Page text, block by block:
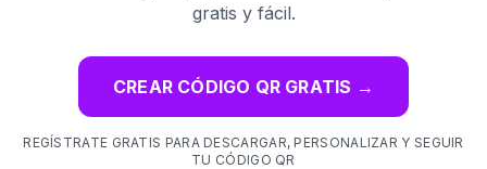
gratis y fácil.
CREAR CÓDIGO QR GRATIS →
REGÍSTRATE GRATIS PARA DESCARGAR, PERSONALIZAR Y SEGUIR
TU CÓDIGO QR